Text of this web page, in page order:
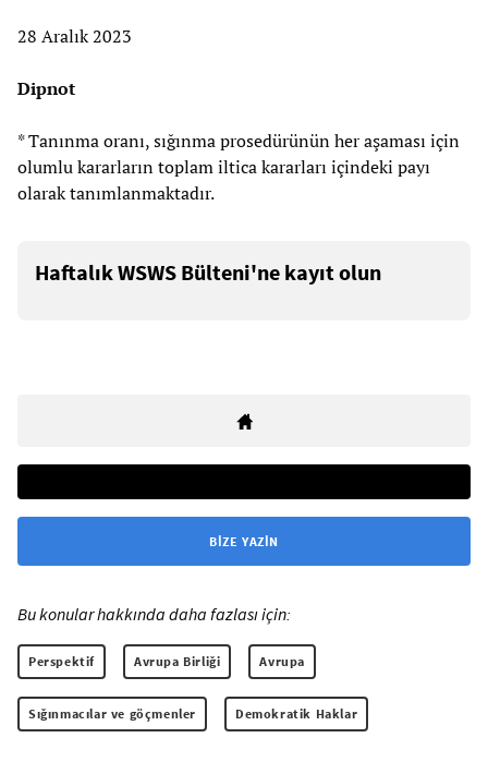
28 Aralık 2023
Dipnot
* Tanınma oranı, sığınma prosedürünün her aşaması için
olumlu kararların toplam iltica kararları içindeki payı
olarak tanımlanmaktadır.
Haftalık WSWS Bülteni'ne kayıt olun
BIZE YAZIN
Bu konular hakkında daha fazlası için:
Perspektif Avrupa Birliği Avrupa
Sığınmacılar ve göçmenler Demokratik Haklar